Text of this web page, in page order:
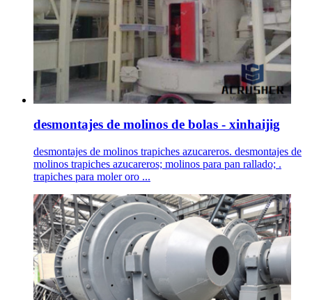
desmontajes de molinos de bolas - xinhaijig
desmontajes de molinos trapiches azucareros. desmontajes de
molinos trapiches azucareros; molinos para pan rallado; .
trapiches para moler oro ...